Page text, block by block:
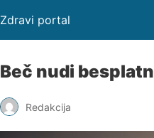
Zdravi portal
Beč nudi
Redakcija